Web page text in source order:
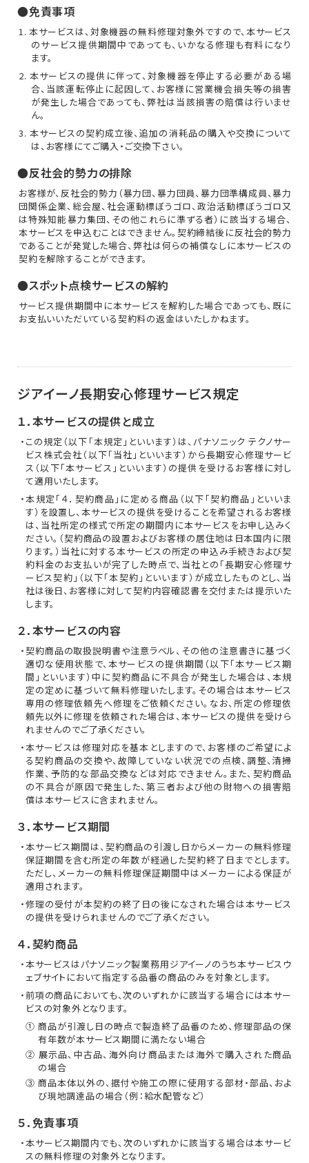
●免責事項
1. 本サービスは、対象機器の無料修理対象外ですので、本サービス
のサービス提供期間中であっても、いかなる修理も有料になり
ます。
2. 本サービスの提供に伴って、対象機器を停止する必要がある場
合、当該運転停止に起因して、お客様に営業機会損失等の損害
が発生した場合であっても、弊社は当該損害の賠償は行いませ
ん。
3. 本サービスの契約成立後、追加の消耗品の購入や交換について
は、お客様にてご購入・ご交換下さい。
●反社会的勢力の排除
お客様が、反社会的勢力（暴力団、暴力団員、暴力団準構成員、暴力
団関係企業、総会屋、社会運動標ぼうゴロ、政治活動標ぼうゴロ又
は特殊知能暴力集団、その他これらに準ずる者）に該当する場合、
本サービスを申込むことはできません。契約締結後に反社会的勢力
であることが発覚した場合、弊社は何らの補償なしに本サービスの
契約を解除することができます。
●スポット点検サービスの解約
サービス提供期間中に本サービスを解約した場合であっても、既に
お支払いいただいている契約料の返金はいたしかねます。
ジアイーノ長期安心修理サービス規定
１．本サービスの提供と成立
・この規定（以下「本規定」といいます）は、パナソニック テクノサー
ビス株式会社（以下「当社」といいます）から長期安心修理サービ
ス（以下「本サービス」といいます）の提供を受けるお客様に対し
て適用いたします。
・本規定「４．契約商品」に定める商品（以下「契約商品」といいま
す）を設置し、本サービスの提供を受けることを希望されるお客様
は、当社所定の様式で所定の期間内に本サービスをお申し込みく
ださい。（契約商品の設置およびお客様の居住地は日本国内に限
ります。）当社に対する本サービスの所定の申込み手続きおよび契
約料金のお支払いが完了した時点で、当社との「長期安心修理サ
ービス契約」（以下「本契約」といいます）が成立したものとし、当
社は後日、お客様に対して契約内容確認書を交付または提示いた
します。
２．本サービスの内容
・契約商品の取扱説明書や注意ラベル、その他の注意書きに基づく
適切な使用状態で、本サービスの提供期間（以下「本サービス期
間」といいます）中に契約商品に不具合が発生した場合は、本規
定の定めに基づいて無料修理いたします。その場合は本サービス
専用の修理依頼先へ修理をご依頼ください。なお、所定の修理依
頼先以外に修理を依頼された場合は、本サービスの提供を受けら
れませんのでご了承ください。
・本サービスは修理対応を基本としますので、お客様のご希望によ
る契約商品の交換や、故障していない状況での点検、調整、清掃
作業、予防的な部品交換などは対応できません。また、契約商品
の不具合が原因で発生した、第三者および他の財物への損害賠
償は本サービスに含まれません。
３．本サービス期間
・本サービス期間は、契約商品の引渡し日からメーカーの無料修理
保証期間を含む所定の年数が経過した契約終了日までとします。
ただし、メーカーの無料修理保証期間中はメーカーによる保証が
適用されます。
・修理の受付が本契約の終了日の後になされた場合は本サービス
の提供を受けられませんのでご了承ください。
４．契約商品
・本サービスはパナソニック製業務用ジアイーノのうち本サービスウ
ェブサイトにおいて指定する品番の商品のみを対象とします。
・前項の商品においても、次のいずれかに該当する場合には本サー
ビスの対象外となります。
① 商品が引渡し日の時点で製造終了品番のため、修理部品の保
有年数が本サービス期間に満たない場合
② 展示品、中古品、海外向け商品または海外で購入された商品
の場合
③ 商品本体以外の、据付や施工の際に使用する部材・部品、およ
び現地調達品の場合（例：給水配管など）
５．免責事項
・本サービス期間内でも、次のいずれかに該当する場合は本サービ
スの無料修理の対象外となります。